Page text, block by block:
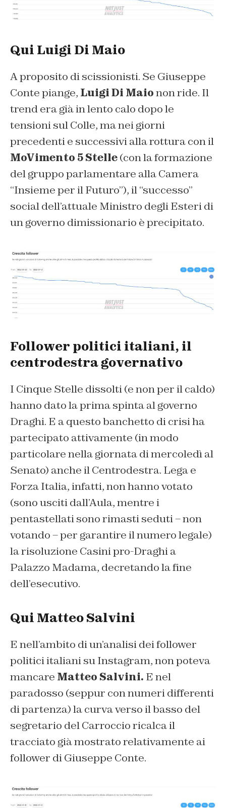
Qui Luigi Di Maio
A proposito di scissionisti. Se Giuseppe
Conte piange, Luigi Di Maionon ride. Il
trend era già in lento calo dopo le
tensioni sul Colle, ma nei giorni
precedenti e successivi alla rottura con il
MoVimento 5 Stelle(con la formazione
del gruppo parlamentare alla Camera
“Insieme per il Futuro”), il “successo”
social dell’attuale Ministro degli Esteri di
un governo dimissionario è precipitato.
Follower politici italiani, il
centrodestra governativo
I Cinque Stelle dissolti (e non per il caldo)
hanno dato la prima spinta al governo
Draghi. E a questo banchetto di crisi ha
partecipato attivamente (in modo
particolare nella giornata di mercoledì al
Senato) anche il Centrodestra. Lega e
Forza Italia, infatti, non hanno votato
(sono usciti dall’Aula, mentre i
pentastellati sono rimasti seduti – non
votando – per garantire il numero legale)
la risoluzione Casini pro-Draghi a
Palazzo Madama, decretando la fine
dell’esecutivo.
Qui Matteo Salvini
E nell’ambito di un’analisi dei follower
politici italiani su Instagram, non poteva
mancare Matteo Salvini. E nel
paradosso (seppur con numeri differenti
di partenza) la curva verso il basso del
segretario del Carroccio ricalca il
tracciato già mostrato relativamente ai
follower di Giuseppe Conte.